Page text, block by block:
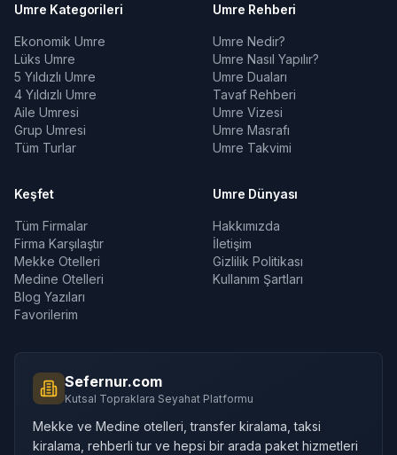
Umre Kategorileri
Ekonomik Umre
Lüks Umre
5 Yıldızlı Umre
4 Yıldızlı Umre
Aile Umresi
Grup Umresi
Tüm Turlar
Umre Rehberi
Umre Nedir?
Umre Nasıl Yapılır?
Umre Duaları
Tavaf Rehberi
Umre Vizesi
Umre Masrafı
Umre Takvimi
Keşfet
Tüm Firmalar
Firma Karşılaştır
Mekke Otelleri
Medine Otelleri
Blog Yazıları
Favorilerim
Umre Dünyası
Hakkımızda
İletişim
Gizlilik Politikası
Kullanım Şartları
Sefernur.com
Kutsal Topraklara Seyahat Platformu
Mekke ve Medine otelleri, transfer kiralama, taksi
kiralama, rehberli tur ve hepsi bir arada paket hizmetleri